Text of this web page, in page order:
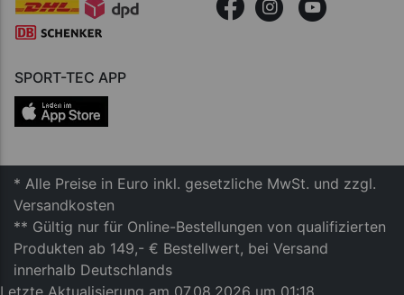
SPORT-TEC APP
* Alle Preise in Euro inkl. gesetzliche MwSt. und zzgl.
Versandkosten
** Gültig nur für Online-Bestellungen von qualifizierten
Produkten ab 149,- € Bestellwert, bei Versand
innerhalb Deutschlands
Letzte Aktualisierung am 07.08.2026 um 01:18